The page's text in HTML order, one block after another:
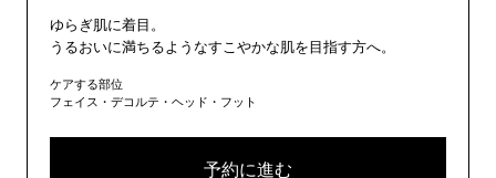
ゆらぎ肌に着目。
うるおいに満ちるようなすこやかな肌を目指す方へ。
ケアする部位
フェイス・デコルテ・ヘッド・フット
予約に進む